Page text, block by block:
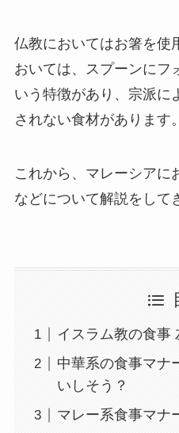
仏教においてはお箸を使
おいては、スプーンにフ
いう特徴があり、宗派に
されない食材があります。
これから、マレーシアに
などについて解説をして
イスラム教の食事
中華系の食事マナ
いしそう？
マレー系食事マナ